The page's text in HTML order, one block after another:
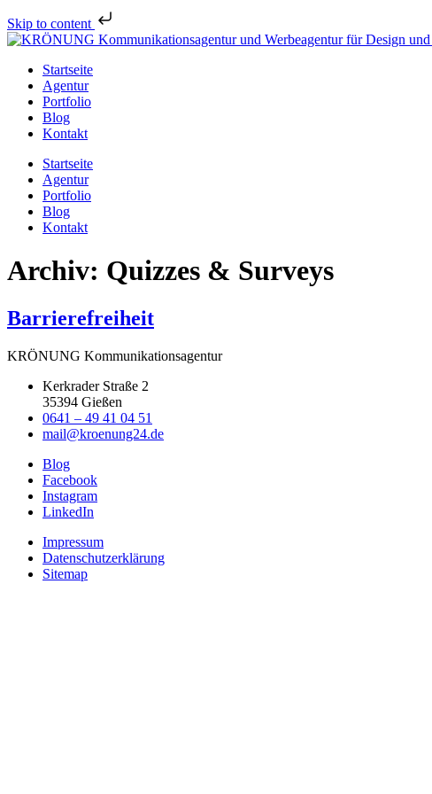
Skip to content
Zum
wechselnStartseite
Agentur
Portfolio
Blog
Kontakt
Startseite
Agentur
Portfolio
Blog
Kontakt
Archiv: Quizzes & Surveys
Barrierefreiheit
KRÖNUNG Kommunikationsagentur
Kerkrader Straße 2
35394 Gießen
0641 – 49 41 04 51
mail@kroenung24.de
Blog
Facebook
Instagram
LinkedIn
Impressum
Datenschutzerklärung
Sitemap